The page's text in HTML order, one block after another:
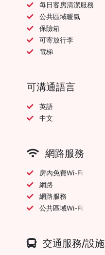
每日客房清潔服務
公共區域暖氣
保險箱
可寄放行李
電梯
可溝通語言
英語
中文
網路服務
房內免費Wi-Fi
網路
網路服務
公共區域Wi-Fi
交通服務/設施